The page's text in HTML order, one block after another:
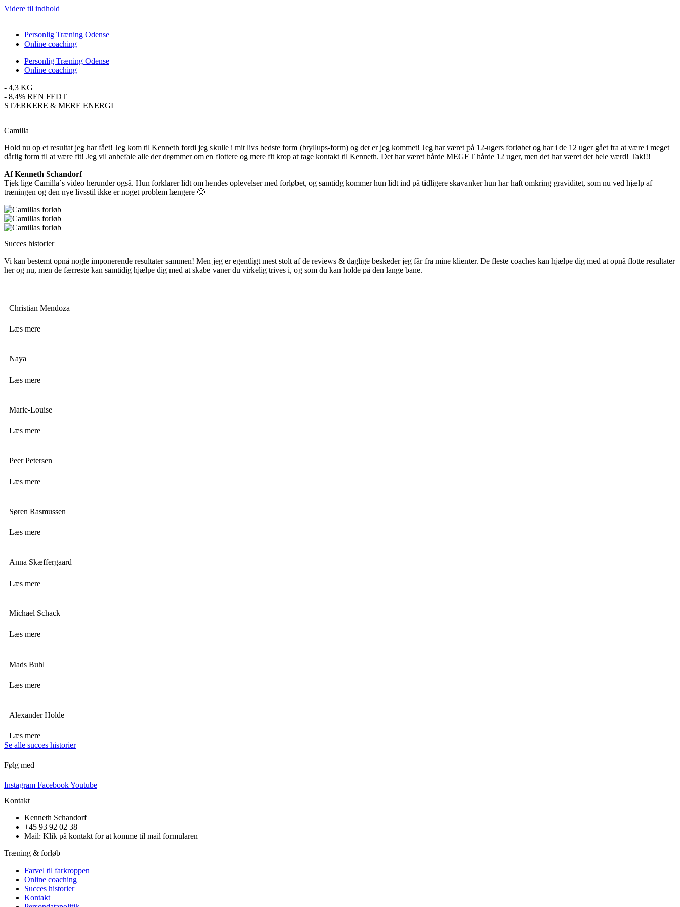
Videre til indhold
Personlig Træning Odense
Online coaching
Personlig Træning Odense
Online coaching
- 4,3 KG
- 8,4% REN FEDT
STÆRKERE & MERE ENERGI
Camilla
Hold nu op et resultat jeg har fået! Jeg kom til Kenneth fordi jeg skulle i mit livs bedste form (bryllups-form) og det er jeg kommet! Jeg har været på 12-ugers forløbet og har i de 12 uger gået fra at være i meget
dårlig form til at være fit! Jeg vil anbefale alle der drømmer om en flottere og mere fit krop at tage kontakt til Kenneth. Det har været hårde MEGET hårde 12 uger, men det har været det hele værd! Tak!!!
Af Kenneth Schandorf
Tjek lige Camilla´s video herunder også. Hun forklarer lidt om hendes oplevelser med forløbet, og samtidg kommer hun lidt ind på tidligere skavanker hun har haft omkring graviditet, som nu ved hjælp af
træningen og den nye livsstil ikke er noget problem længere 🙂
Succes historier
Vi kan bestemt opnå nogle imponerende resultater sammen! Men jeg er egentligt mest stolt af de reviews & daglige beskeder jeg får fra mine klienter. De fleste coaches kan hjælpe dig med at opnå flotte resultater
her og nu, men de færreste kan samtidig hjælpe dig med at skabe vaner du virkelig trives i, og som du kan holde på den lange bane.
Christian Mendoza
Læs mere
Naya
Læs mere
Marie-Louise
Læs mere
Peer Petersen
Læs mere
Søren Rasmussen
Læs mere
Anna Skæffergaard
Læs mere
Michael Schack
Læs mere
Mads Buhl
Læs mere
Alexander Holde
Læs mere
Se alle succes historier
Følg med
Instagram FacebookYoutube
Kontakt
Kenneth Schandorf
+45 93 92 02 38
Mail: Klik på kontakt for at komme til mail formularen
Træning & forløb
Farvel til farkroppen
Online coaching
Succes historier
Kontakt